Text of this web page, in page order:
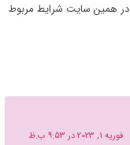
با سلام، آزمون ست بصورت جامع سالانه تا شش مرحله برگزار میشود. از بخش آزمون sat در همین سایت شرایط مربوط
فوریه 1, 2023 در 9:53 ب.ظ